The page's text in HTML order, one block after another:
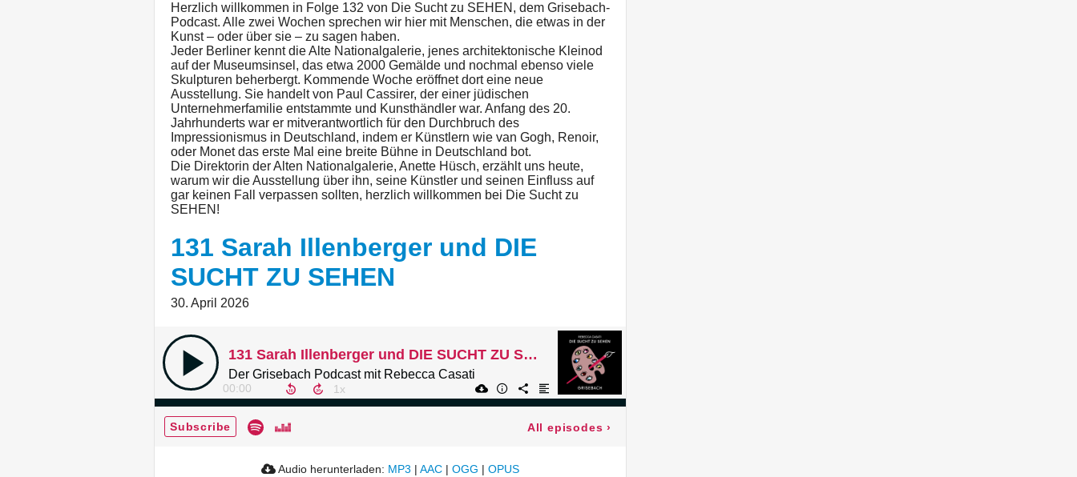
Herzlich willkommen in Folge 132 von Die Sucht zu SEHEN, dem Grisebach-
Podcast. Alle zwei Wochen sprechen wir hier mit Menschen, die etwas in der
Kunst – oder über sie – zu sagen haben.
Jeder Berliner kennt die Alte Nationalgalerie, jenes architektonische Kleinod
auf der Museumsinsel, das etwa 2000 Gemälde und nochmal ebenso viele
Skulpturen beherbergt. Kommende Woche eröffnet dort eine neue
Ausstellung. Sie handelt von Paul Cassirer, der einer jüdischen
Unternehmerfamilie entstammte und Kunsthändler war. Anfang des 20.
Jahrhunderts war er mitverantwortlich für den Durchbruch des
Impressionismus in Deutschland, indem er Künstlern wie van Gogh, Renoir,
oder Monet das erste Mal eine breite Bühne in Deutschland bot.
Die Direktorin der Alten Nationalgalerie, Anette Hüsch, erzählt uns heute,
warum wir die Ausstellung über ihn, seine Künstler und seinen Einfluss auf
gar keinen Fall verpassen sollten, herzlich willkommen bei Die Sucht zu
SEHEN!
131 Sarah Illenberger und DIE
SUCHT ZU SEHEN
30. April 2026
131 Sarah Illenberger und DIE SUCHT ZU SEHEN
Der Grisebach Podcast mit Rebecca Casati
00:00
Subscribe All episodes ›
Audio herunterladen: MP3 | AAC | OGG | OPUS